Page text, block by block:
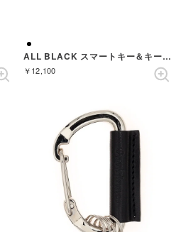
ALL BLACK スマートキー＆キーケース （BLACK）
￥12,100